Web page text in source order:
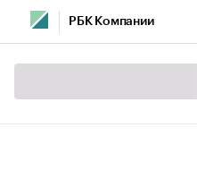
РБК Компании